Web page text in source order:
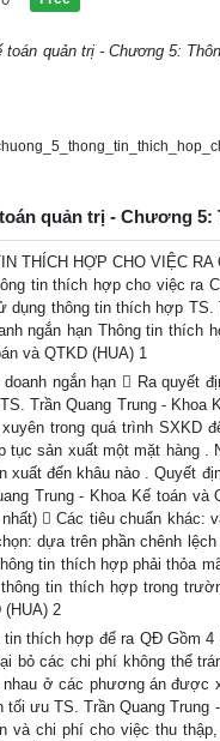
toán quản trị - Chương 5:
quản trị - Chương
THÍCH HỢP CHO VIỆC
tin thích hợp cho việc ra
dụng thông tin thích hợp
ngắn hạn Thông tin
và QTKD (HUA) 1
ngắn hạn  Ra quyết
Trần Quang Trung - Khoa
trong quá trình SXKD
tục sản xuất một mặt hàng
xuất đến khâu nào . Quyết
Trung - Khoa Kế toán
 Các tiêu chuẩn
dựa trên phần chênh
tin thích hợp phải thỏa
tin thích hợp trong
(HUA) 2
tin thích hợp để ra QĐ Gồm
bỏ các chi phí không thể
nhau ở các phương án
ưu TS. Trần Quang
và chi phí cho việc thu